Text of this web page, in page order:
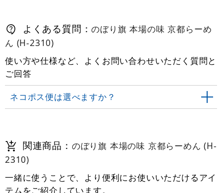
よくある質問：のぼり旗 本場の味 京都らーめ
ん (H-2310)
使い方や仕様など、よくお問い合わせいただく質問と
ご回答
ネコポス便は選べますか？
関連商品： のぼり旗 本場の味 京都らーめん (H-
2310)
一緒に使うことで、より便利にお使いいただけるアイ
テムをご紹介しています。